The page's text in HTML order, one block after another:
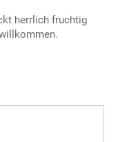
herrlich fruchtig